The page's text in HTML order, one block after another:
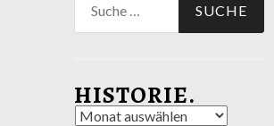
nach:
HISTORIE.
Historie.